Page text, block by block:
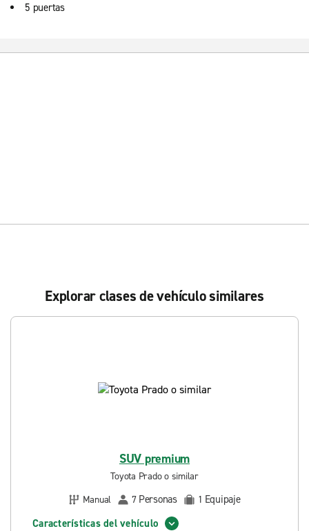
5 puertas
Explorar clases de vehículo similares
SUV premium
Toyota Prado o similar
Manual
7 Personas 1 Equipaje
Características del vehículo